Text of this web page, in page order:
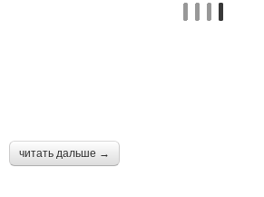
читать дальше →